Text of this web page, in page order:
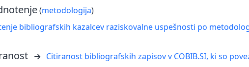
(metodologija)
bibliografskih kazalcev raziskovalne uspešnosti po
Citiranost bibliografskih zapisov v COBIB.SI, ki so